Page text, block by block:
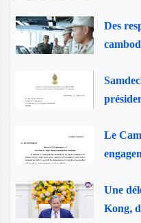
Des
Le
Une
Kong,